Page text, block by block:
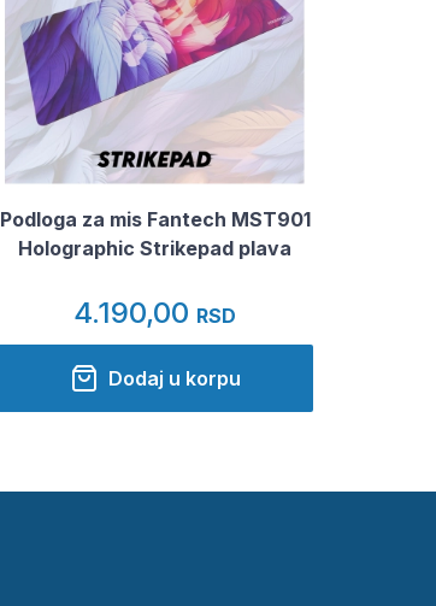
Podloga za mis Fantech MST901
Holographic Strikepad plava
4.190,00 RSD
Dodaj u korpu